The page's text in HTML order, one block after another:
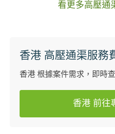
看更多高壓通
香港 高壓通渠服務
香港 根據案件需求，即時
香港 前往